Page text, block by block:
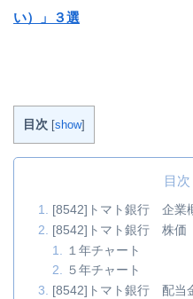
い）」３選
目次 [show]
目次
[8542]トマト銀行 企業
[8542]トマト銀行 株価
１年チャート
５年チャート
[8542]トマト銀行 配当